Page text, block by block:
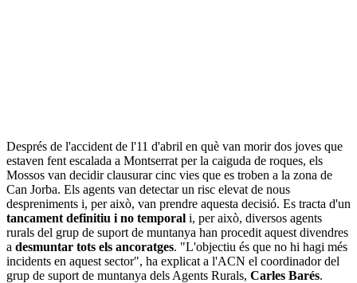
Després de l'accident de l'11 d'abril en què van morir dos joves que
estaven fent escalada a Montserrat per la caiguda de roques, els
Mossos van decidir clausurar cinc vies que es troben a la zona de
Can Jorba. Els agents van detectar un risc elevat de nous
despreniments i, per això, van prendre aquesta decisió. Es tracta d'un
tancament definitiu i no temporal i, per això, diversos agents
rurals del grup de suport de muntanya han procedit aquest divendres
a desmuntar tots els ancoratges. "L'objectiu és que no hi hagi més
incidents en aquest sector", ha explicat a l'ACN el coordinador del
grup de suport de muntanya dels Agents Rurals, Carles Barés.